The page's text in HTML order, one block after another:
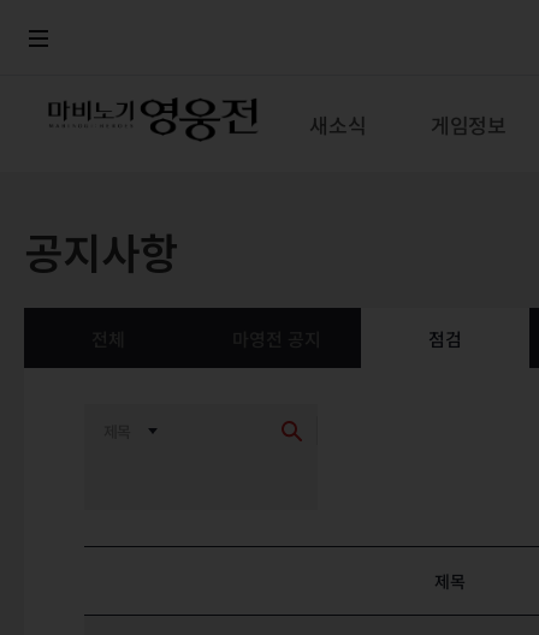
새소식 게임정보
공지사항
점검
제목